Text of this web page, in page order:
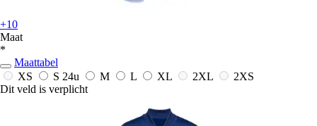
+10
Maat
*
Maattabel
XS
S 24u M L XL 2XL
2XS
Dit veld is verplicht